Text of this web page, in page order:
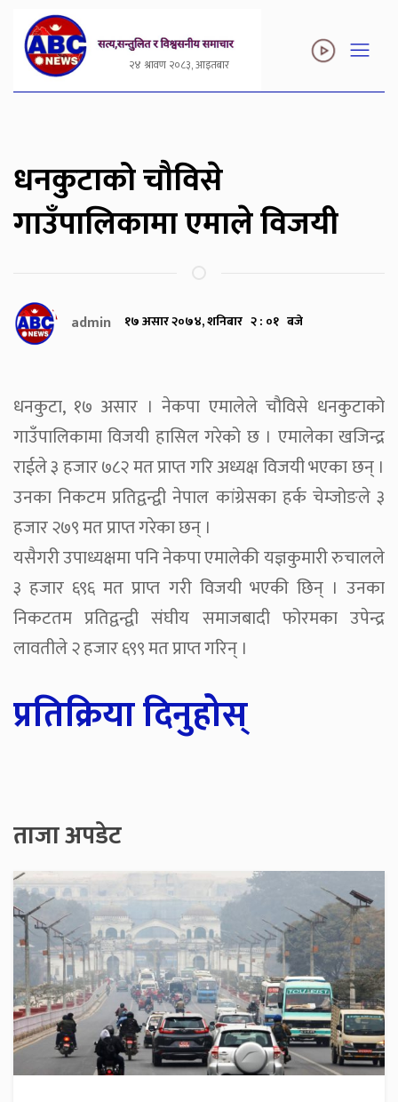
२४ श्रावण २०८३, आइतबार
धनकुटाको चौविसे
गाउँपालिकामा एमाले विजयी
admin १७ असार २०७४, शनिबार २ : ०१ बजे
धनकुटा, १७ असार । नेकपा एमालेले चौविसे धनकुटाको
गाउँपालिकामा विजयी हासिल गरेको छ । एमालेका खजिन्द्र
राईले ३ हजार ७८२ मत प्राप्त गरि अध्यक्ष विजयी भएका छन् ।
उनका निकटम प्रतिद्वन्द्वी नेपाल कांग्रेसका हर्क चेम्जोङले ३
हजार २७९ मत प्राप्त गरेका छन् ।
यसैगरी उपाध्यक्षमा पनि नेकपा एमालेकी यज्ञकुमारी रुचालले
३ हजार ६९६ मत प्राप्त गरी विजयी भएकी छिन् । उनका
निकटतम प्रतिद्वन्द्वी संघीय समाजबादी फोरमका उपेन्द्र
लावतीले २ हजार ६९९ मत प्राप्त गरिन् ।
प्रतिक्रिया दिनुहोस्
ताजा अपडेट